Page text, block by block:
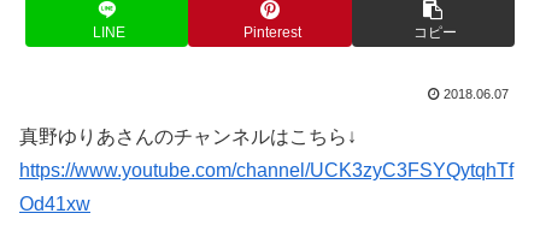
LINE Pinterest コピー
2018.06.07
真野ゆりあさんのチャンネルはこちら↓
https://www.youtube.com/channel/UCK3zyC3FSYQytqhTf
Od41xw